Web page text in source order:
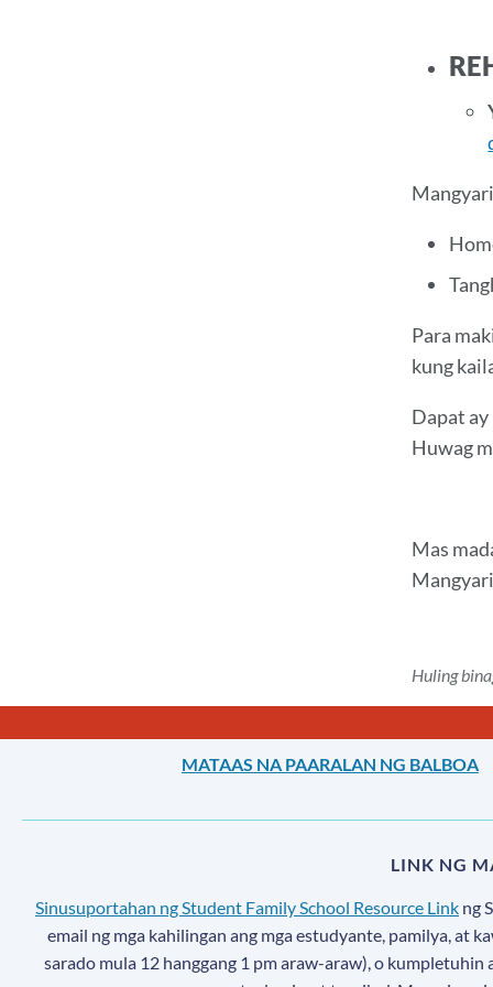
Para
kung
Dapat ay
Huwag
Mas
Huling
MATAAS NA PAARALAN NG BALBOA
LINK NG
Sinusuportahan ng Student Family School Resource Link ng
email ng mga kahilingan ang mga estudyante, pamilya, at
sarado mula 12 hanggang 1 pm araw-araw), o kumpletuhin